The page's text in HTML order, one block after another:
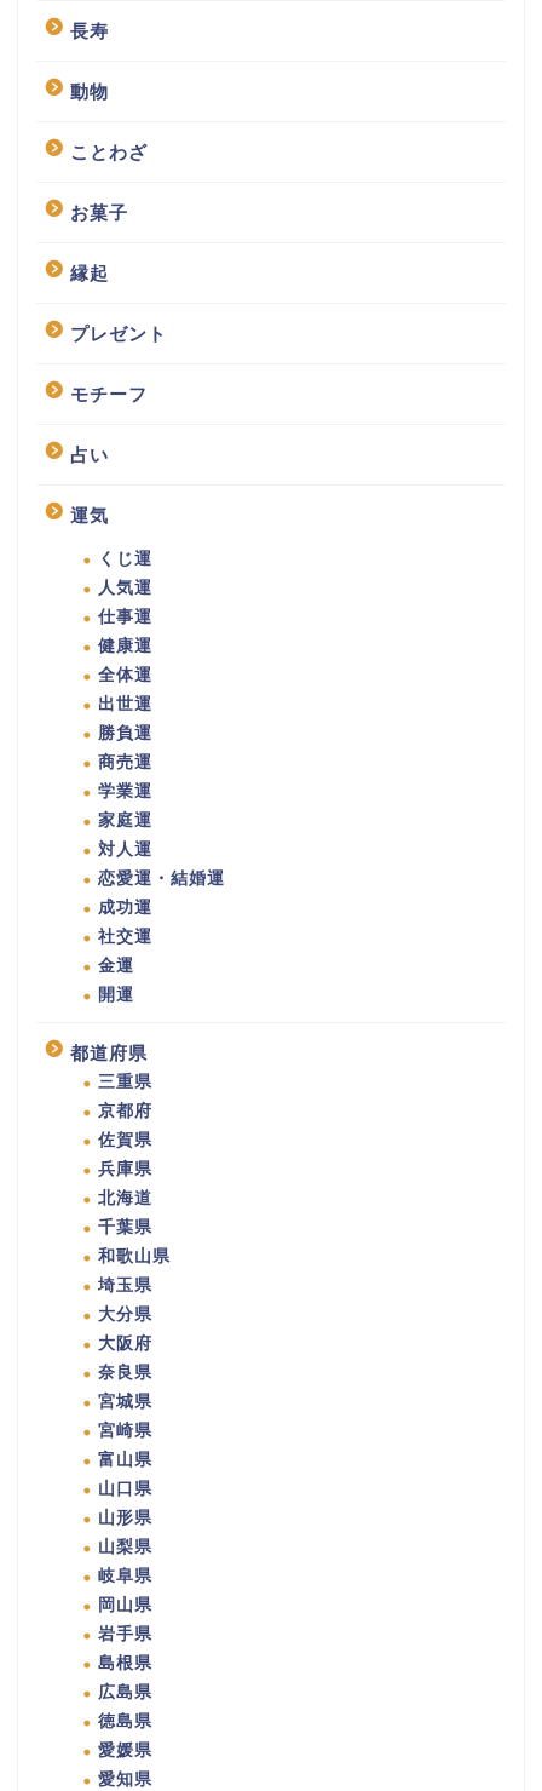
長寿
動物
ことわざ
お菓子
縁起
プレゼント
モチーフ
占い
運気
くじ運
人気運
仕事運
健康運
全体運
出世運
勝負運
商売運
学業運
家庭運
対人運
恋愛運・結婚運
成功運
社交運
金運
開運
都道府県
三重県
京都府
佐賀県
兵庫県
北海道
千葉県
和歌山県
埼玉県
大分県
大阪府
奈良県
宮城県
宮崎県
富山県
山口県
山形県
山梨県
岐阜県
岡山県
岩手県
島根県
広島県
徳島県
愛媛県
愛知県